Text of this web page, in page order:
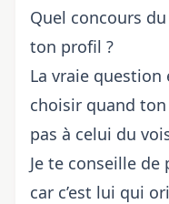
Quel concours
ton profil ?
La vraie question
choisir quand
pas à celui du
Je te conseille
car c’est lui qui